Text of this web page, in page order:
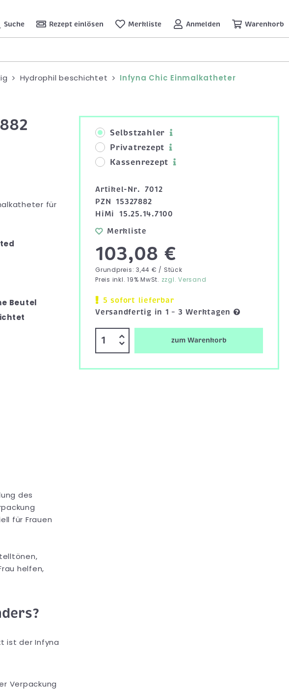
Suche Rezept einlösen Merkliste Anmelden Warenkorb
Hydrophil beschichtet Infyna Chic Einmalkatheter
für
Beutel
Selbstzahler
Privatrezept
Kassenrezept
Artikel-Nr.
7012
PZN
15327882
HiMi
15.25.14.7100
Merkliste
103,08 €
Grundpreis: 3,44 € / Stück
Preis inkl. 19% MwSt. zzgl. Versand
5 sofort lieferbar
Versandfertig in 1 – 3 Werktagen
zum Warenkorb
des
für Frauen
helfen,
ist der Infyna
Verpackung